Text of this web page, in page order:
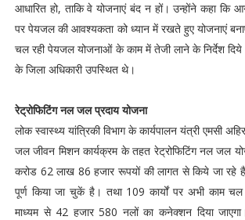
आधारित हो, ताकि वे योजनाएं बंद न हों। उन्होंने कहा कि
पर पेयजल की आवश्यकता को ध्यान में रखते हुए योजनाएं
चल रही पेयजल योजनाओं के काम में तेजी लाने के निर्देश
के जिला अधिकारी उपस्थित थे।
रेट्रोफिटिंग नल जल प्रदाय योजना
लोक स्‍वास्‍थ्‍य यांत्रिकी विभाग के कार्यपालन यंत्री एमसी
जल जीवन मिशन कार्यक्रम के तहत रेट्रोफिटिंग नल जल
करोड 62 लाख 86 हजार रूपयों की लागत से किये जा रहे
पूर्ण किया जा चुकें है। तथा 109 कार्यों पर अभी काम
माध्‍यम से 42 हजार 580 नलों का कनेक्‍शन दिया